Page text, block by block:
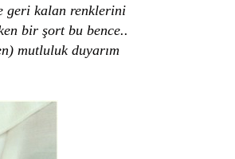
geri kalan renklerini
bir şort bu bence..
mutluluk duyarım